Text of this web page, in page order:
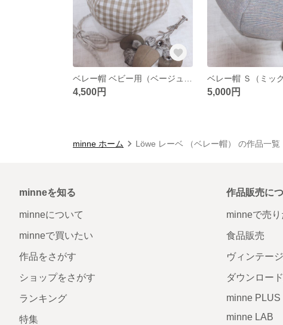
4,500円
ベレー帽 Ｓ（ミッ
5,000円
minne ホーム Löwe レーベ （ベレー帽） の作品一覧
minneを知る
minneについて
minneで買いたい
作品をさがす
ショップをさがす
ランキング
特集
作品販売に
minneで売り
食品販売
ヴィンテー
ダウンロー
minne PLUS
minne LAB